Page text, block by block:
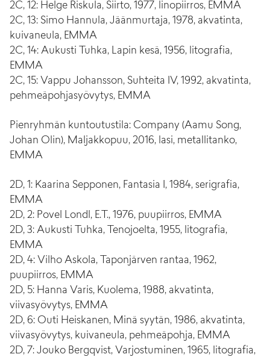
2C, 12: Helge Riskula, Siirto, 1977, linopiirros, EMMA
2C, 13: Simo Hannula, Jäänmurtaja, 1978, akvatinta,
kuivaneula, EMMA
2C, 14: Aukusti Tuhka, Lapin kesä, 1956, litografia,
EMMA
2C, 15: Vappu Johansson, Suhteita IV, 1992, akvatinta,
pehmeäpohjasyövytys, EMMA
Pienryhmän kuntoutustila: Company (Aamu Song,
Johan Olin), Maljakkopuu, 2016, lasi, metallitanko,
EMMA
2D, 1: Kaarina Sepponen, Fantasia I, 1984, serigrafia,
EMMA
2D, 2: Povel Londl, E.T., 1976, puupiirros, EMMA
2D, 3: Aukusti Tuhka, Tenojoelta, 1955, litografia,
EMMA
2D, 4: Vilho Askola, Taponjärven rantaa, 1962,
puupiirros, EMMA
2D, 5: Hanna Varis, Kuolema, 1988, akvatinta,
viivasyövytys, EMMA
2D, 6: Outi Heiskanen, Minä syytän, 1986, akvatinta,
viivasyövytys, kuivaneula, pehmeäpohja, EMMA
2D, 7: Jouko Bergqvist, Varjostuminen, 1965, litografia,